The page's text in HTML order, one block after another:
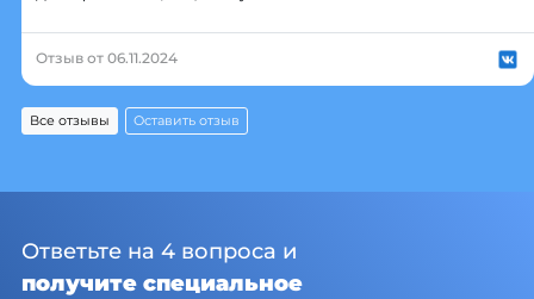
Отзыв от 06.11.2024
Все отзывы Оставить отзыв
Ответьте на 4 вопроса и
получите специальное